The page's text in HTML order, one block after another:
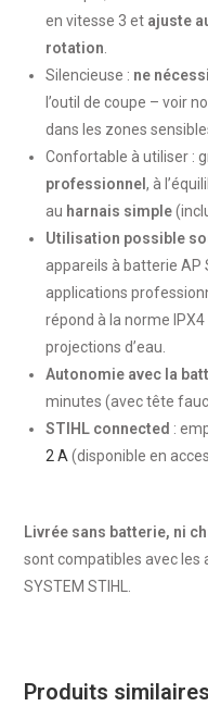
en vitesse 3 et ajuste
rotation
Silencieuse : ne
l’outil de coupe – voir
dans les zones
Confortable à utiliser :
professionnel, à
au harnais simple
Utilisation possible
appareils à batterie AP
applications
répond à la norme
projections d’eau.
Autonomie avec la
minutes (avec tête
STIHL connected :
2 A (disponible en
Livrée sans batterie, ni
sont compatibles avec les
SYSTEM STIHL.
Produits similaires